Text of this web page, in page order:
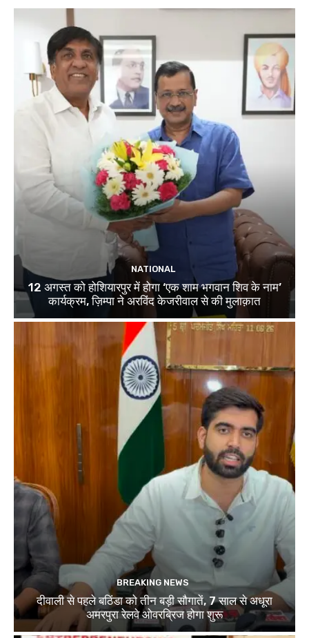
NATIONAL
12 अगस्त को होशियारपुर में होगा ‘एक शाम भगवान शिव के नाम’
कार्यक्रम, ज़िम्पा ने अरविंद केजरीवाल से की मुलाक़ात
BREAKING NEWS
दीवाली से पहले बठिंडा को तीन बड़ी सौगातें, 7 साल से अधूरा
अमरपुरा रेलवे ओवरब्रिज होगा शुरू